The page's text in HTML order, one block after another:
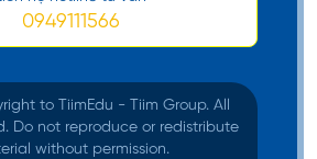
minh chứng về tài chính của bạn
Có giấy tờ minh chứng bạn
0949111566
to TiimEdu - Tiim Group. All
Do not reproduce or redistribute
without permission.